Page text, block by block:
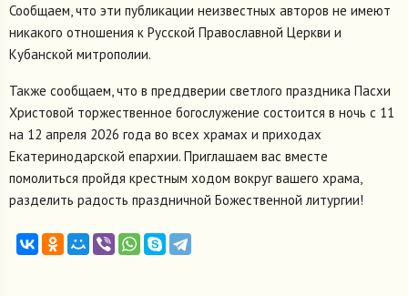
Сообщаем, что эти публикации неизвестных авторов не имеют
никакого отношения к Русской Православной Церкви и
Кубанской митрополии.
Также сообщаем, что в преддверии светлого праздника Пасхи
Христовой торжественное богослужение состоится в ночь с 11
на 12 апреля 2026 года во всех храмах и приходах
Екатеринодарской епархии. Приглашаем вас вместе
помолиться пройдя крестным ходом вокруг вашего храма,
разделить радость праздничной Божественной литургии!